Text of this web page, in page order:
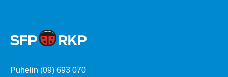
Puhelin (09) 693 070